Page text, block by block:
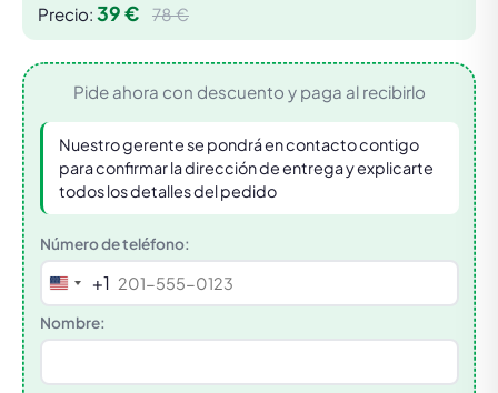
Precio: 39 € 78 €
Pide ahora con descuento y paga al recibirlo
Nuestro gerente se pondrá en contacto contigo
para confirmar la dirección de entrega y explicarte
todos los detalles del pedido
Número de teléfono:
United
States
+1
+1
Nombre: